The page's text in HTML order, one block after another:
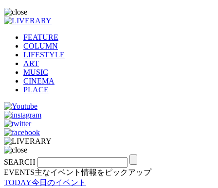
FEATURE
COLUMN
LIFESTYLE
ART
MUSIC
CINEMA
PLACE
SEARCH
EVENTS主なイベント情報をピックアップ
TODAY今日のイベント